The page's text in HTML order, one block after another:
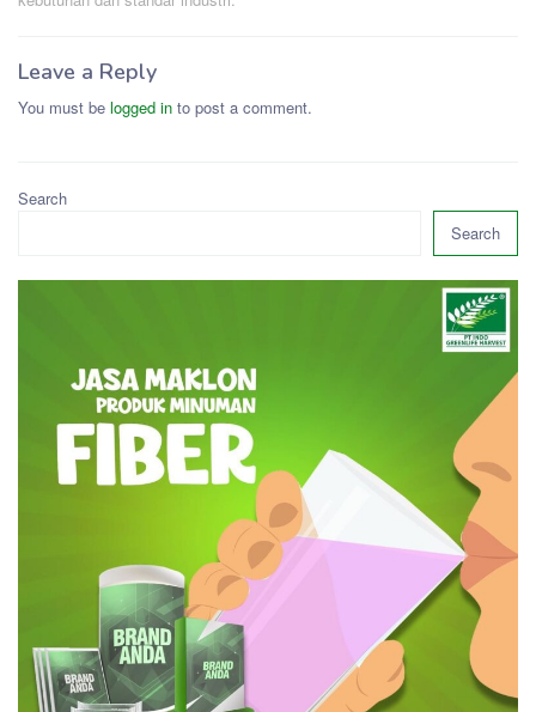
Leave a Reply
You must be logged in to post a comment.
Search
Search